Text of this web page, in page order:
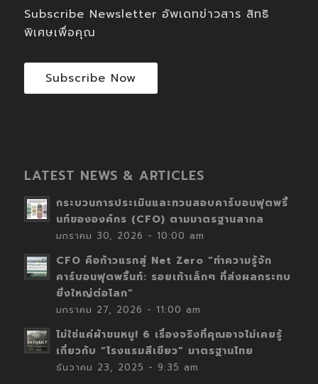
Subscribe Newsletter อัพเดทข่าวสาร สิทธิ
พิเศษเพื่อคุณ
Subscribe Now
LATEST NEWS & ARTICLES
กระบวนการประเมินและทวนสอบคาร์บอนฟุตพริ้
นท์ขององค์กร (CFO) ตามมาตรฐานสากล
มกราคม 30, 2026 - 10:00 am
CFO คือก้าวแรกสู่ Net Zero “ทำความรู้จัก
คาร์บอนฟุตพริ้นท์: รอยเท้าเล็กๆ ที่ส่งผลกระทบ
ยิ่งใหญ่ต่อโลก”
มกราคม 27, 2026 - 11:00 am
ไม่ใช่แค่ผ้าขนหนู! 6 เรื่องจริงที่คุณอาจไม่เคยรู้
เกี่ยวกับ “โรงแรมสีเขียว” มาตรฐานไทย
ธันวาคม 23, 2025 - 9:35 am